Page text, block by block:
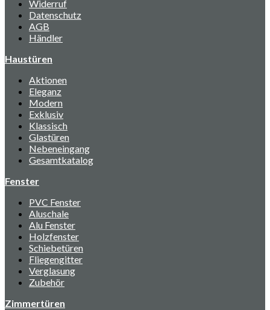
Widerruf
Datenschutz
AGB
Händler
Haustüren
Aktionen
Eleganz
Modern
Exklusiv
Klassisch
Glastüren
Nebeneingang
Gesamtkatalog
Fenster
PVC Fenster
Aluschale
Alu Fenster
Holzfenster
Schiebetüren
Fliegengitter
Verglasung
Zubehör
Zimmertüren